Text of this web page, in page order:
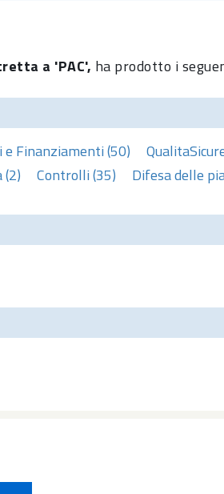
a 'PAC', ha prodotto i
e Finanziamenti (50)
Controlli (35) Difesa delle